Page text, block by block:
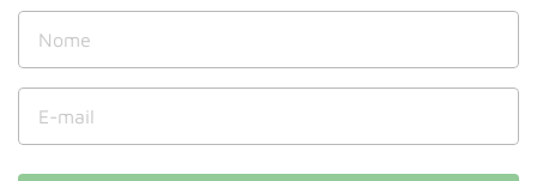
10º Rodizio